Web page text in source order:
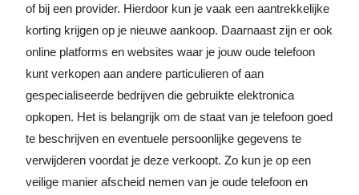
of bij een provider. Hierdoor kun je vaak een aantrekkelijke
korting krijgen op je nieuwe aankoop. Daarnaast zijn er ook
online platforms en websites waar je jouw oude telefoon
kunt verkopen aan andere particulieren of aan
gespecialiseerde bedrijven die gebruikte elektronica
opkopen. Het is belangrijk om de staat van je telefoon goed
te beschrijven en eventuele persoonlijke gegevens te
verwijderen voordat je deze verkoopt. Zo kun je op een
veilige manier afscheid nemen van je oude telefoon en